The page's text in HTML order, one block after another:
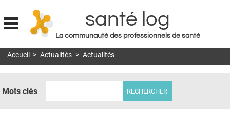
Jump to navigation
santé log
La communauté des professionnels de santé
MON COMPTE
Accueil > Actualités > Actualités
Mots clés